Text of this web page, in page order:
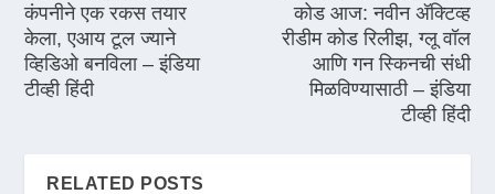
कंपनीने एक रकस तयार
केला, एआय टूल ज्याने
व्हिडिओ बनविला – इंडिया
टीव्ही हिंदी
कोड आज: नवीन अ‍ॅक्टिव्ह
रीडीम कोड रिलीझ, ग्लू वॉल
आणि गन स्किनची संधी
मिळविण्यासाठी – इंडिया
टीव्ही हिंदी
RELATED POSTS